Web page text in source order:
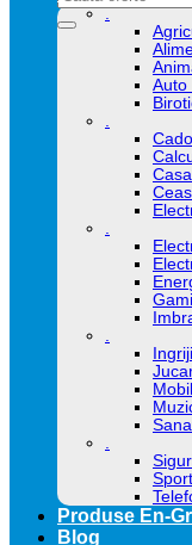
după:.
Auto
.
.
.
.
Produse En-
Blog